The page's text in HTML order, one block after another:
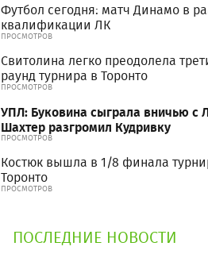
Футбол сегодня: матч Динамо в
квалификации ЛК
ПРОСМОТРОВ
Свитолина легко преодолела
раунд турнира в Торонто
ПРОСМОТРОВ
УПЛ: Буковина сыграла вничью с
Шахтер разгромил Кудривку
ПРОСМОТРОВ
Костюк вышла в 1/8 финала
Торонто
ПРОСМОТРОВ
ПОСЛЕДНИЕ НОВОСТИ